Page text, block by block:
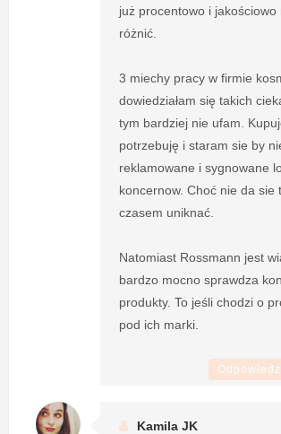
już procentowo i jakościowo
różnić.
3 miechy pracy w firmie
dowiedziałam się takich
tym bardziej nie ufam.
potrzebuję i staram sie by
reklamowane i sygnowane
koncernow. Choć nie da sie
czasem uniknać.
Natomiast Rossmann jest
bardzo mocno sprawdza
produkty. To jeśli chodzi o
pod ich marki.
Odpowiedz
Kamila JK